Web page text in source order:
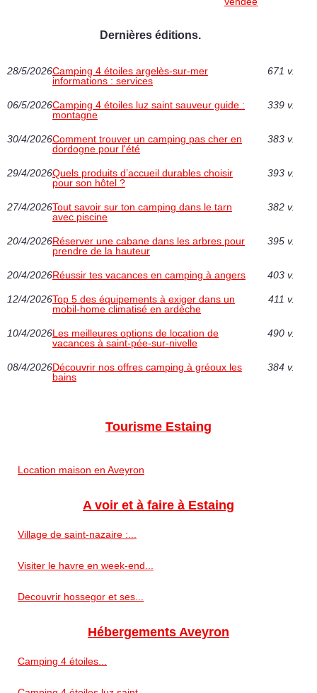
Dernières éditions.
28/5/2026Camping 4 étoiles argelès-sur-mer
informations : services
671 v.
06/5/2026Camping 4 étoiles luz saint sauveur guide :
montagne
339 v.
30/4/2026Comment trouver un camping pas cher en
dordogne pour l'été
383 v.
29/4/2026Quels produits d’accueil durables choisir
pour son hôtel ?
393 v.
27/4/2026Tout savoir sur ton camping dans le tarn
avec piscine
382 v.
20/4/2026Réserver une cabane dans les arbres pour
prendre de la hauteur
395 v.
20/4/2026Réussir tes vacances en camping à angers 403 v.
12/4/2026Top 5 des équipements à exiger dans un
mobil-home climatisé en ardèche
411 v.
10/4/2026Les meilleures options de location de
vacances à saint-pée-sur-nivelle
490 v.
08/4/2026Découvrir nos offres camping à gréoux les
bains
384 v.
Tourisme Estaing
Location maison en Aveyron
A voir et à faire à Estaing
Village de saint-nazaire :...
Visiter le havre en week-end...
Decouvrir hossegor et ses...
Hébergements Aveyron
Camping 4 étoiles...